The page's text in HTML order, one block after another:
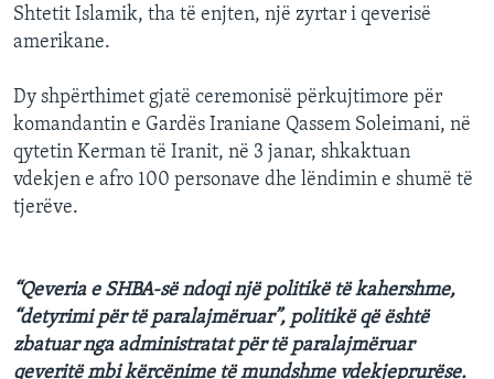
Shtetit Islamik, tha të enjten, një zyrtar i qeverisë
amerikane.
Dy shpërthimet gjatë ceremonisë përkujtimore për
komandantin e Gardës Iraniane Qassem Soleimani, në
qytetin Kerman të Iranit, në 3 janar, shkaktuan
vdekjen e afro 100 personave dhe lëndimin e shumë të
tjerëve.
“Qeveria e SHBA-së ndoqi një politikë të kahershme,
“detyrimi për të paralajmëruar”, politikë që është
zbatuar nga administratat për të paralajmëruar
qeveritë mbi kërcënime të mundshme vdekjeprurëse.